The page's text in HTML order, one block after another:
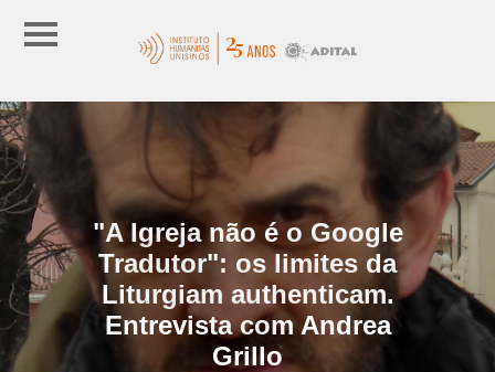
"A Igreja não é o Google
Tradutor": os limites da
Liturgiam authenticam.
Entrevista com Andrea
Grillo